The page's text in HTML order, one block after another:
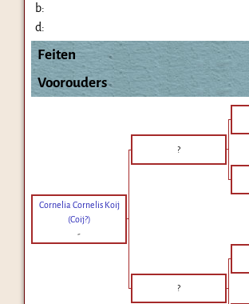
b:
d:
Feiten
Voorouders
?
Cornelia Cornelis Koij
(Coij?)
-
?